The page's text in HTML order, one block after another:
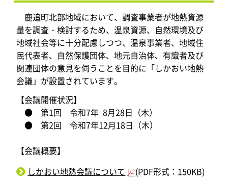
鹿追町北部地域において、調査事業者が地熱資源
量を調査・検討するため、温泉資源、自然環境及び
地域社会等に十分配慮しつつ、温泉事業者、地域住
民代表者、自然保護団体、地元自治体、有識者及び
関連団体の意見を伺うことを目的に「しかおい地熱
会議」が設置されています。
【会議開催状況】
● 第1回 令和7年 8月28日（木）
● 第2回 令和7年12月18日（木）
【会議概要】
しかおい地熱会議について
(PDF形式：150KB)